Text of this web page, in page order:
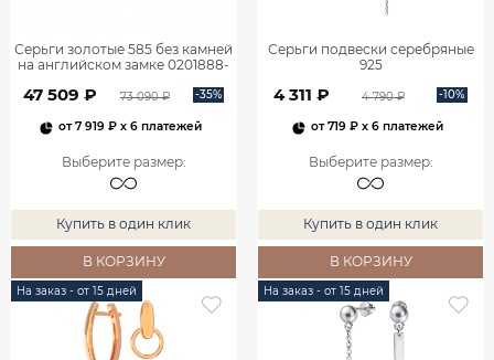
Серьги золотые 585 без камней
на английском замке 0201888-
47 509 ₽ 73 090 ₽ -35%
от7 919 ₽ x 6 платежей
Выберите размер:
Купить в один клик
В КОРЗИНУ
Серьги подвески серебряные
925
4 311 ₽ 4 790 ₽ -10%
от719 ₽ x 6 платежей
Выберите размер:
Купить в один клик
В КОРЗИНУ
На заказ - от 15 дней На заказ - от 15 дней